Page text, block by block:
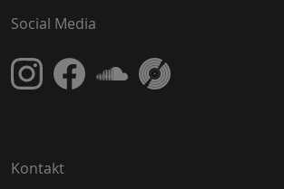
Social Media
Kontakt